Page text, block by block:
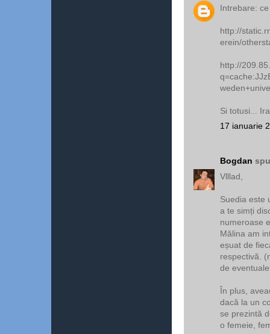
Intrebare:
http://
erein/
http://
Si totusi...
17 ianuarie
Bogdan
Vlllad,
Suedia este
a te simți
numeroase
Mălina am
eșuat de
respectivă.
de
În plus,
dacă la un
se prezintă
o femeie,